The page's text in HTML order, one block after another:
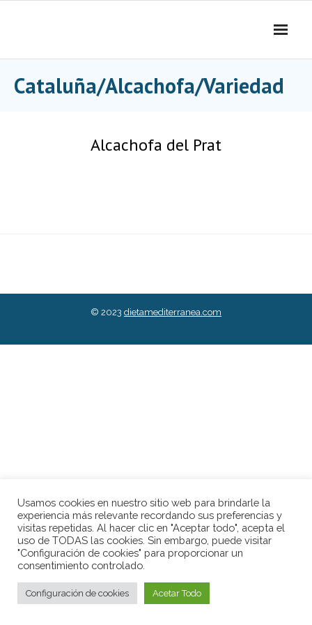
Cataluña/Alcachofa/Variedad
Alcachofa del Prat
© 2023 dietamediterranea.com
Usamos cookies en nuestro sitio web para brindarle la
experiencia más relevante recordando sus preferencias y
visitas repetidas. Al hacer clic en "Aceptar todo", acepta el
uso de TODAS las cookies. Sin embargo, puede visitar
"Configuración de cookies" para proporcionar un
consentimiento controlado.
Configuración de cookies Acetar Todo